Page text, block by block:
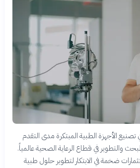
تصنيع الأجهزة الطبية المبتكرة مدى التقدم
والتطوير في قطاع الرعاية الصحية عالمياً.
ضخمة في الابتكار لتطوير حلول طبية